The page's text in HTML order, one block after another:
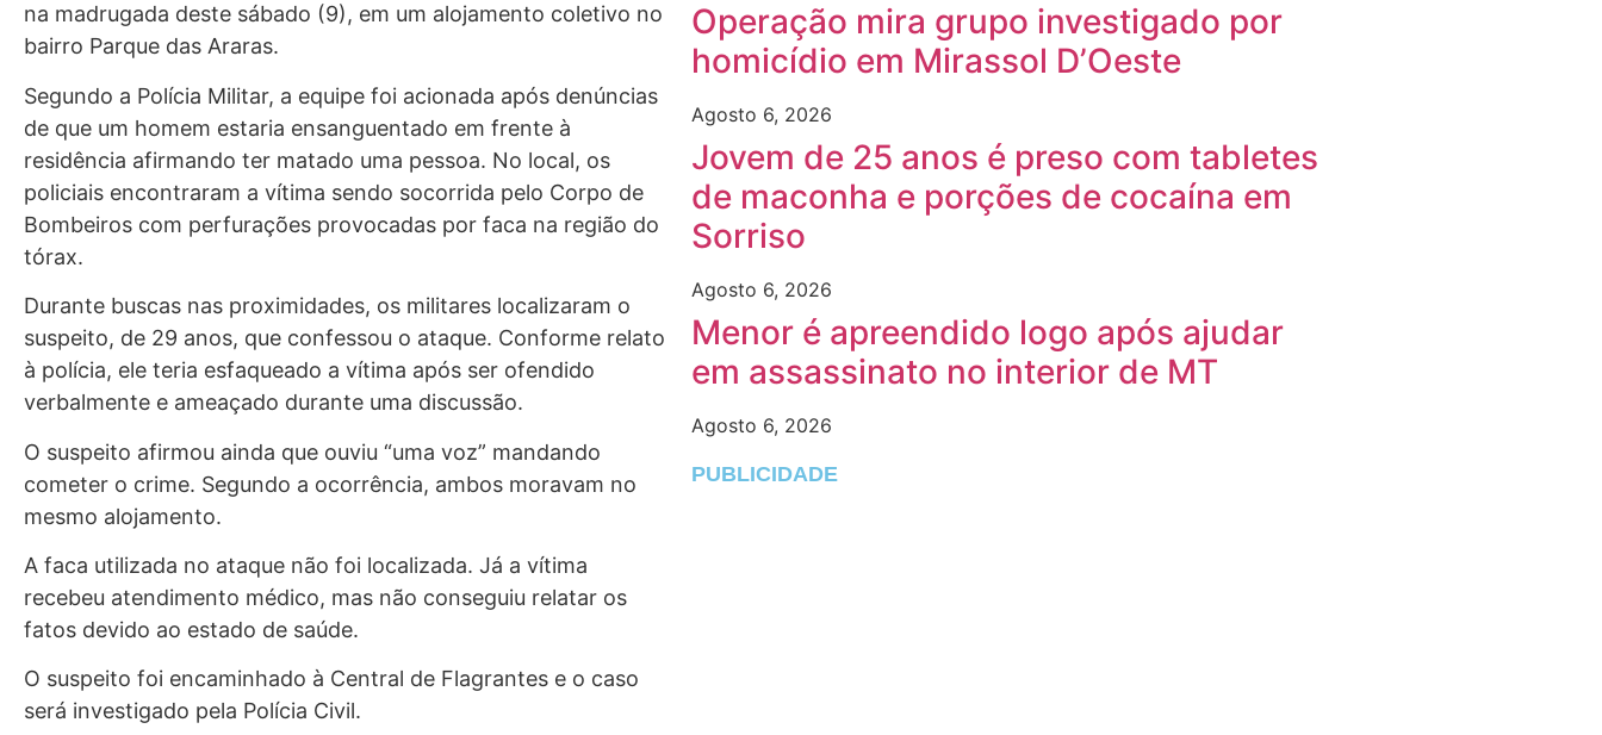
na madrugada deste sábado (9), em um alojamento coletivo no
bairro Parque das Araras.
Segundo a Polícia Militar, a equipe foi acionada após denúncias
de que um homem estaria ensanguentado em frente à
residência afirmando ter matado uma pessoa. No local, os
policiais encontraram a vítima sendo socorrida pelo Corpo de
Bombeiros com perfurações provocadas por faca na região do
tórax.
Durante buscas nas proximidades, os militares localizaram o
suspeito, de 29 anos, que confessou o ataque. Conforme relato
à polícia, ele teria esfaqueado a vítima após ser ofendido
verbalmente e ameaçado durante uma discussão.
O suspeito afirmou ainda que ouviu “uma voz” mandando
cometer o crime. Segundo a ocorrência, ambos moravam no
mesmo alojamento.
A faca utilizada no ataque não foi localizada. Já a vítima
recebeu atendimento médico, mas não conseguiu relatar os
fatos devido ao estado de saúde.
O suspeito foi encaminhado à Central de Flagrantes e o caso
será investigado pela Polícia Civil.
Operação mira grupo investigado por
homicídio em Mirassol D’Oeste
Agosto 6, 2026
Jovem de 25 anos é preso com tabletes
de maconha e porções de cocaína em
Sorriso
Agosto 6, 2026
Menor é apreendido logo após ajudar
em assassinato no interior de MT
Agosto 6, 2026
PUBLICIDADE